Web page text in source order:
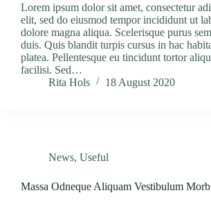
Lorem ipsum dolor sit amet, consectetur
elit, sed do eiusmod tempor incididunt ut
dolore magna aliqua. Scelerisque purus
duis. Quis blandit turpis cursus in hac
platea. Pellentesque eu tincidunt tortor
facilisi. Sed…
Rita Hols
18 August 2020
News, Useful
Massa Odneque Aliquam Vestibulum